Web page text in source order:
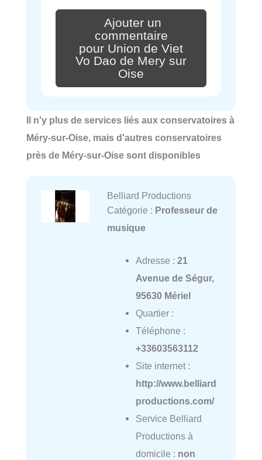
Ajouter un
commentaire
pour Union de Viet
Vo Dao de Mery sur
Oise
Il n'y plus de services liés aux conservatoires à
Méry-sur-Oise, mais d'autres conservatoires
près de Méry-sur-Oise sont disponibles
Belliard Productions
Catégorie : Professeur de
musique
Adresse : 21
Avenue de Ségur,
95630 Mériel
Quartier :
Téléphone :
+33603563112
Site internet :
http://www.belliard
productions.com/
Service Belliard
Productions à
domicile : non